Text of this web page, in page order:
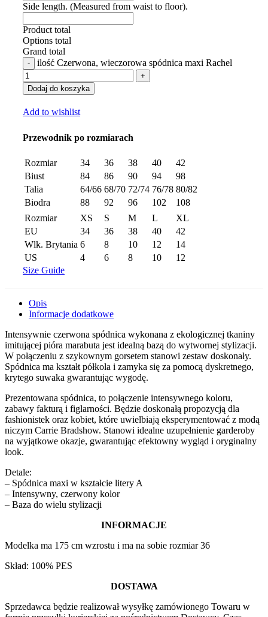
Side length. (Measured from waist to floor).
Product total
Options total
Grand total
ilość Czerwona, wieczorowa spódnica maxi Rachel
Dodaj do koszyka
Add to wishlist
Przewodnik po rozmiarach
Rozmiar 34 36 38 40
42
Biust
84 86 90 94
98
Talia
64/66 68/70 72/74 76/78 80/82
Biodra
88 92 96 102
108
Rozmiar
XS S M L
XL
EU
34 36 38 40
42
Wlk. Brytania 6 8 10 12
14
US
4 6 8 10
12
Size Guide
Opis
Informacje dodatkowe
Intensywnie czerwona spódnica wykonana z ekologicznej tkaniny
imitującej pióra marabuta jest idealną bazą do wytwornej stylizacji.
W połączeniu z szykownym gorsetem stanowi zestaw doskonały.
Spódnica ma kształt półkola i zamyka się za pomocą dyskretnego,
krytego suwaka gwarantując wygodę.
Prezentowana spódnica, to połączenie intensywnego koloru,
zabawy fakturą i figlarności. Będzie doskonałą propozycją dla
fashionistek oraz kobiet, które uwielbiają eksperymentować z modą
niczym Carrie Bradshow. Stanowi idealne uzupełnienie garderoby
na wyjątkowe okazje, gwarantując efektowny wygląd i oryginalny
look.
Detale:
– Spódnica maxi w kształcie litery A
– Intensywny, czerwony kolor
– Baza do wielu stylizacji
INFORMACJE
Modelka ma 175 cm wzrostu i ma na sobie rozmiar 36
Skład: 100% PES
DOSTAWA
Sprzedawca będzie realizował wysyłkę zamówionego Towaru w